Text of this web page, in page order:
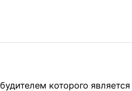
которого является